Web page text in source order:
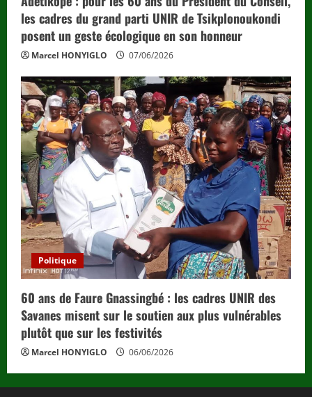
les cadres du grand parti UNIR de Tsikplonoukondi
posent un geste écologique en son honneur
Marcel HONYIGLO 07/06/2026
Politique
60 ans de Faure Gnassingbé : les cadres UNIR des
Savanes misent sur le soutien aux plus vulnérables
plutôt que sur les festivités
Marcel HONYIGLO 06/06/2026